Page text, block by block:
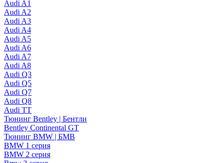
Audi A1
Audi A2
Audi A3
Audi A4
Audi A5
Audi A6
Audi A7
Audi A8
Audi Q3
Audi Q5
Audi Q7
Audi Q8
Audi TT
Тюнинг Bentley | Бентли
Bentley Continental GT
Тюнинг BMW | БМВ
BMW 1 серия
BMW 2 серия